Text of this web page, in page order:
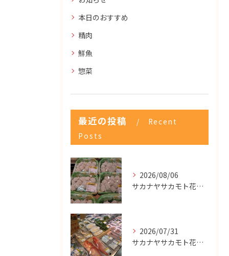
本日のおすすめ
精肉
鮮魚
惣菜
最近の投稿
Recent
Posts
2026/08/06
サカナヤサカモト花園店
2026/07/31
サカナヤサカモト花園店